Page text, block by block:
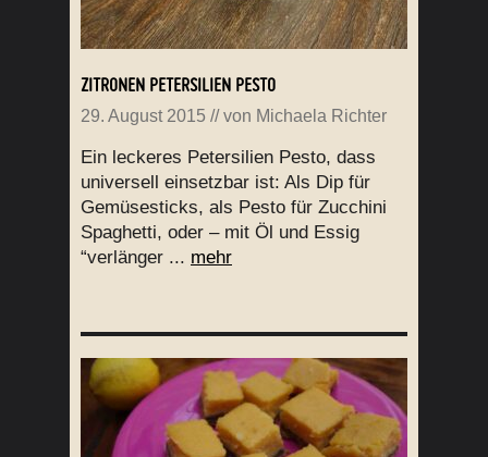
ZITRONEN PETERSILIEN PESTO
29. August 2015 // von Michaela Richter
Ein leckeres Petersilien Pesto, dass
universell einsetzbar ist: Als Dip für
Gemüsesticks, als Pesto für Zucchini
Spaghetti, oder – mit Öl und Essig
“verlänger ... mehr